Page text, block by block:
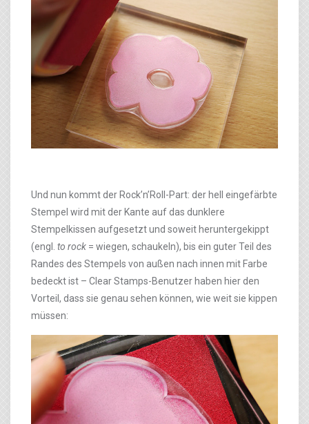
Und nun kommt der Rock’n’Roll-Part: der hell eingefärbte
Stempel wird mit der Kante auf das dunklere
Stempelkissen aufgesetzt und soweit heruntergekippt
(engl. to rock = wiegen, schaukeln), bis ein guter Teil des
Randes des Stempels von außen nach innen mit Farbe
bedeckt ist – Clear Stamps-Benutzer haben hier den
Vorteil, dass sie genau sehen können, wie weit sie kippen
müssen: